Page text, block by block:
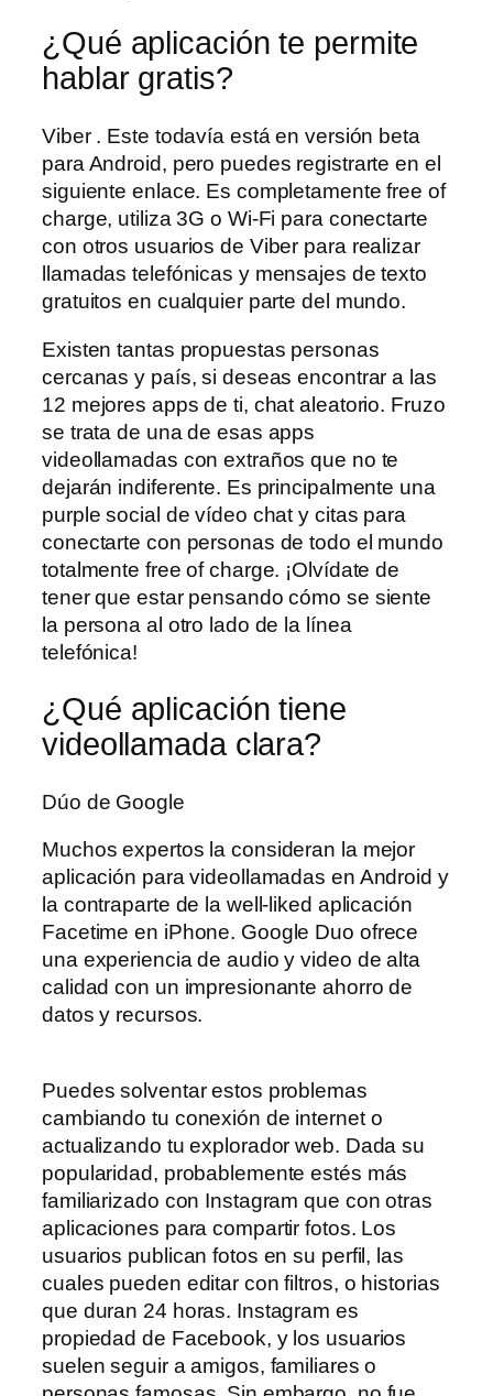
¿Qué aplicación te permite
hablar gratis?
Viber . Este todavía está en versión beta
para Android, pero puedes registrarte en el
siguiente enlace. Es completamente free of
charge, utiliza 3G o Wi-Fi para conectarte
con otros usuarios de Viber para realizar
llamadas telefónicas y mensajes de texto
gratuitos en cualquier parte del mundo.
Existen tantas propuestas personas
cercanas y país, si deseas encontrar a las
12 mejores apps de ti, chat aleatorio. Fruzo
se trata de una de esas apps
videollamadas con extraños que no te
dejarán indiferente. Es principalmente una
purple social de vídeo chat y citas para
conectarte con personas de todo el mundo
totalmente free of charge. ¡Olvídate de
tener que estar pensando cómo se siente
la persona al otro lado de la línea
telefónica!
¿Qué aplicación tiene
videollamada clara?
Dúo de Google
Muchos expertos la consideran la mejor
aplicación para videollamadas en Android y
la contraparte de la well-liked aplicación
Facetime en iPhone. Google Duo ofrece
una experiencia de audio y video de alta
calidad con un impresionante ahorro de
datos y recursos.
Puedes solventar estos problemas
cambiando tu conexión de internet o
actualizando tu explorador web. Dada su
popularidad, probablemente estés más
familiarizado con Instagram que con otras
aplicaciones para compartir fotos. Los
usuarios publican fotos en su perfil, las
cuales pueden editar con filtros, o historias
que duran 24 horas. Instagram es
propiedad de Facebook, y los usuarios
suelen seguir a amigos, familiares o